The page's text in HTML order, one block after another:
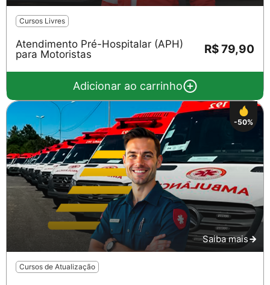
Cursos Livres
Atendimento Pré-Hospitalar (APH)
para Motoristas
R$ 79,90
Adicionar ao carrinho
-50%
Saiba mais
Cursos de Atualização